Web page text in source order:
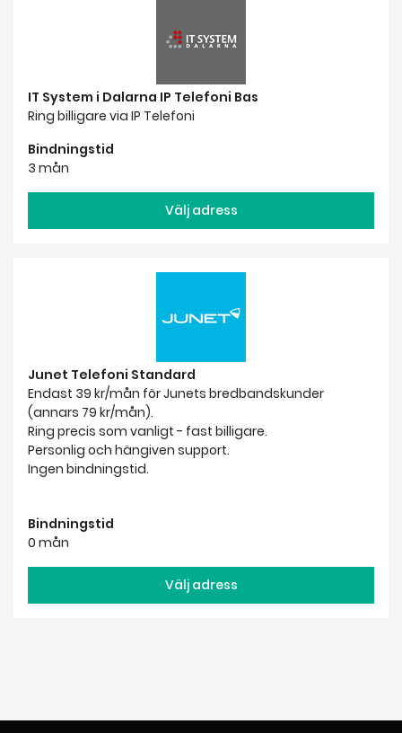
IT System i Dalarna IP Telefoni Bas
Ring billigare via IP Telefoni
Bindningstid
3 mån
Välj adress
Junet Telefoni Standard
Endast 39 kr/mån för Junets bredbandskunder
(annars 79 kr/mån).
Ring precis som vanligt - fast billigare.
Personlig och hängiven support.
Ingen bindningstid.
Bindningstid
0 mån
Välj adress